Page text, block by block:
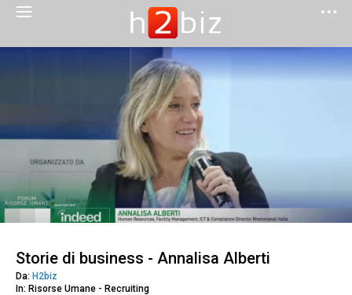
Storie di business - Annalisa Alberti
Da: H2biz
In: Risorse Umane - Recruiting